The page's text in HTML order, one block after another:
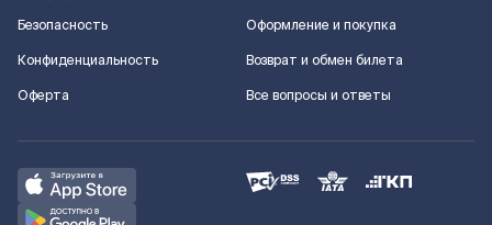
Безопасность
Конфиденциальность
Оферта
Оформление и покупка
Возврат и обмен билета
Все вопросы и ответы